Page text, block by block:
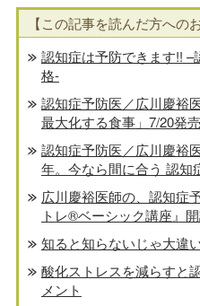
【この記事を読んだ方への
認知症は予防できます!!
格-
認知症予防医／広川慶裕
最大化する食事」7/20発売
認知症予防医／広川慶裕
年。今なら間に合う 認知
広川慶裕医師の、認知症
トレ®️ベーシック講座』開
知ると知らないじゃ大違
酸化ストレスを減らすと
メント